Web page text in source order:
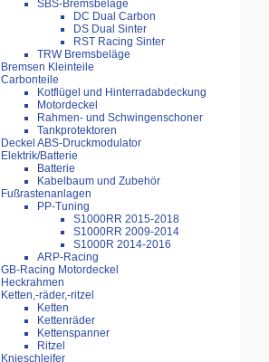
SBS-Bremsbeläge
DC Dual Carbon
DS Dual Sinter
RST Racing Sinter
TRW Bremsbeläge
Bremsen Kleinteile
Carbonteile
Kotflügel und Hinterradabdeckung
Motordeckel
Rahmen- und Schwingenschoner
Tankprotektoren
Deckel ABS-Druckmodulator
Elektrik/Batterie
Batterie
Kabelbaum und Zubehör
Fußrastenanlagen
PP-Tuning
S1000RR 2015-2018
S1000RR 2009-2014
S1000R 2014-2016
ARP-Racing
GB-Racing Motordeckel
Heckrahmen
Ketten,-räder,-ritzel
Ketten
Kettenräder
Kettenspanner
Ritzel
Knieschleifer